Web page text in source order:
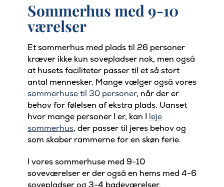
Sommerhus med 9-10
værelser
Et sommerhus med plads til 26 personer
kræver ikke kun sovepladser nok, men også
at husets faciliteter passer til et så stort
antal mennesker. Mange vælger også vores
sommerhuse til 30 personer, når der er
behov for følelsen af ekstra plads. Uanset
hvor mange personer I er, kan I leje
sommerhus, der passer til jeres behov og
som skaber rammerne for en skøn ferie.
I vores sommerhuse med 9-10
soveværelser er der også en hems med 4-6
sovepladser og 3-4 badeværelser.